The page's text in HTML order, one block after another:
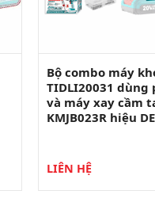
Bộ combo máy
TIDLI20031 dùng
và máy xay cầm
KMJB023R hiệu
LIÊN HỆ